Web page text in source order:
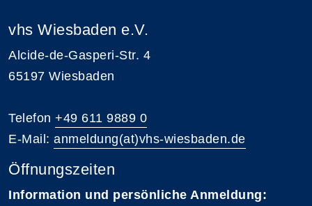
vhs Wiesbaden e.V.
Alcide-de-Gasperi-Str. 4
65197 Wiesbaden
Telefon +49 611 9889 0
E-Mail: anmeldung(at)vhs-wiesbaden.de
Öffnungszeiten
Information und persönliche Anmeldung: